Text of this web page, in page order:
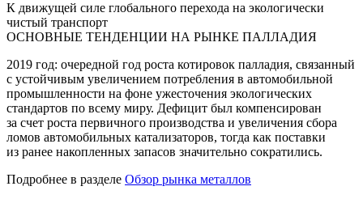
К движущей силе глобального перехода на экологически
чистый транспорт
ОСНОВНЫЕ ТЕНДЕНЦИИ НА РЫНКЕ ПАЛЛАДИЯ
2019 год: очередной год роста котировок палладия, связанный
с устойчивым увеличением потребления в автомобильной
промышленности на фоне ужесточения экологических
стандартов по всему миру. Дефицит был компенсирован
за счет роста первичного производства и увеличения сбора
ломов автомобильных катализаторов, тогда как поставки
из ранее накопленных запасов значительно сократились.
Подробнее в разделе Обзор рынка металлов